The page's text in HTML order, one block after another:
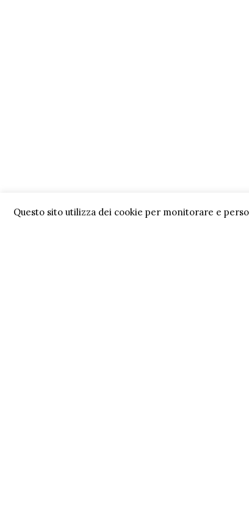
Questo sito utilizza dei cookie per monitorare e